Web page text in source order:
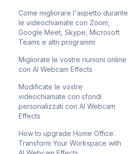
Come migliorare l'aspetto durante
le videochiamate con Zoom,
Google Meet, Skype, Microsoft
Teams e altri programmi
Migliorate le vostre riunioni online
con AI Webcam Effects
Modificate le vostre
videochiamate con sfondi
personalizzati con AI Webcam
Effects
How to upgrade Home Office.
Transform Your Workspace with